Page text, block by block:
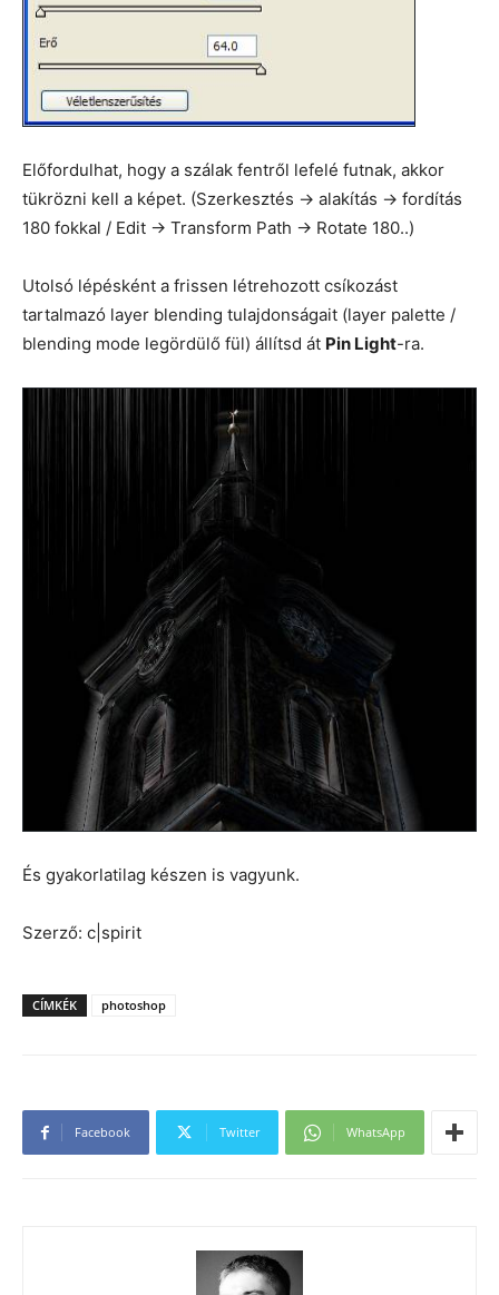
Előfordulhat, hogy a szálak fentről lefelé futnak, akkor
tükrözni kell a képet. (Szerkesztés -> alakítás -> fordítás
180 fokkal / Edit -> Transform Path -> Rotate 180..)
Utolsó lépésként a frissen létrehozott csíkozást
tartalmazó layer blending tulajdonságait (layer palette /
blending mode legördülő fül) állítsd át Pin Light-ra.
És gyakorlatilag készen is vagyunk.
Szerző: c|spirit
CÍMKÉK photoshop
Facebook Twitter WhatsApp